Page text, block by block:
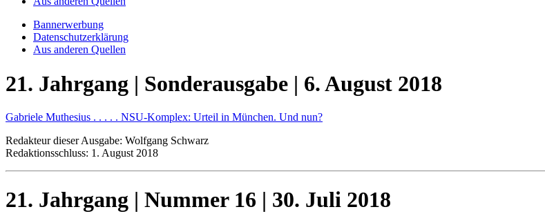
Bannerwerbung
Datenschutzerklärung
Aus anderen Quellen
21. Jahrgang | Sonderausgabe | 6. August 2018
Gabriele Muthesius . . . . . NSU-Komplex: Urteil in München. Und nun?
Redakteur dieser Ausgabe: Wolfgang Schwarz
Redaktionsschluss: 1. August 2018
21. Jahrgang | Nummer 16 | 30. Juli 2018